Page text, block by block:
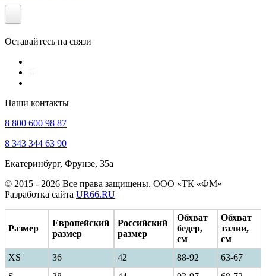
Оставайтесь на связи
Наши контакты
8 800 600 98 87
8 343 344 63 90
Екатеринбург, Фрунзе, 35а
© 2015 - 2026 Все права защищены. ООО «ТК «ФМ»
Разработка сайта UR66.RU
Размер
Европейский
размер
Российский
размер
Обхват
бедер,
см
Обхват
талии,
см
XS
36 42 88-92
63-67